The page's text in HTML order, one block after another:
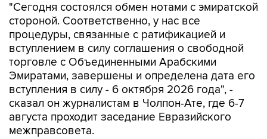
"Сегодня состоялся обмен нотами с эмиратской
стороной. Соответственно, у нас все
процедуры, связанные с ратификацией и
вступлением в силу соглашения о свободной
торговле с Объединенными Арабскими
Эмиратами, завершены и определена дата его
вступления в силу - 6 октября 2026 года", -
сказал он журналистам в Чолпон-Ате, где 6-7
августа проходит заседание Евразийского
межправсовета.